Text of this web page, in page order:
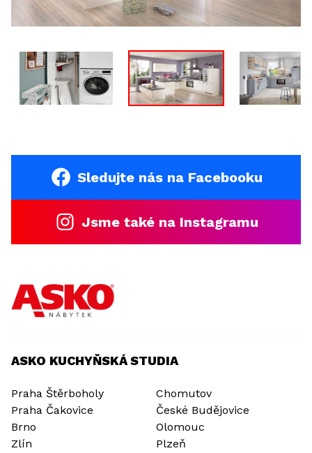
Sledujte nás na Facebooku
Jsme také na Instagramu
ASKO KUCHYŇSKÁ STUDIA
Praha Štěrboholy
Praha Čakovice
Brno
Zlín
Chomutov
České Budějovice
Olomouc
Plzeň